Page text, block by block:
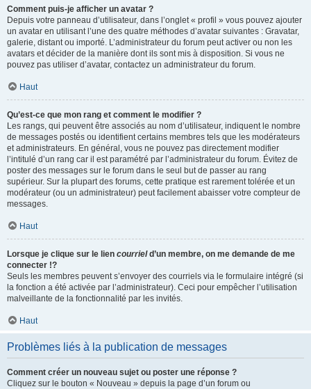
Comment puis-je afficher un avatar ?
Depuis votre panneau d’utilisateur, dans l’onglet « profil » vous pouvez ajouter
un avatar en utilisant l’une des quatre méthodes d’avatar suivantes : Gravatar,
galerie, distant ou importé. L’administrateur du forum peut activer ou non les
avatars et décider de la manière dont ils sont mis à disposition. Si vous ne
pouvez pas utiliser d’avatar, contactez un administrateur du forum.
Haut
Qu’est-ce que mon rang et comment le modifier ?
Les rangs, qui peuvent être associés au nom d’utilisateur, indiquent le nombre
de messages postés ou identifient certains membres tels que les modérateurs
et administrateurs. En général, vous ne pouvez pas directement modifier
l’intitulé d’un rang car il est paramétré par l’administrateur du forum. Évitez de
poster des messages sur le forum dans le seul but de passer au rang
supérieur. Sur la plupart des forums, cette pratique est rarement tolérée et un
modérateur (ou un administrateur) peut facilement abaisser votre compteur de
messages.
Haut
Lorsque je clique sur le lien courrield’un membre, on me demande de me
connecter !?
Seuls les membres peuvent s’envoyer des courriels via le formulaire intégré (si
la fonction a été activée par l’administrateur). Ceci pour empêcher l’utilisation
malveillante de la fonctionnalité par les invités.
Haut
Problèmes liés à la publication de messages
Comment créer un nouveau sujet ou poster une réponse ?
Cliquez sur le bouton « Nouveau » depuis la page d’un forum ou